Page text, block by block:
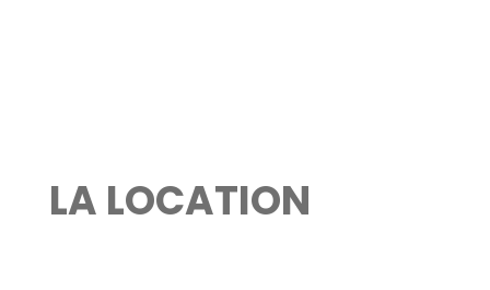
LA LOCATION